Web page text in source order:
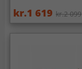
kr.1 619 kr.2 099